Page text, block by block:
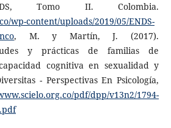
Tomo II. Colombia.
wp-content/uploads/2019/05/ENDS-
, M. y Martín, J. (2017).
y prácticas de familias de
cognitiva en sexualidad y
- Perspectivas En Psicología,
pdf/dpp/v13n2/1794-